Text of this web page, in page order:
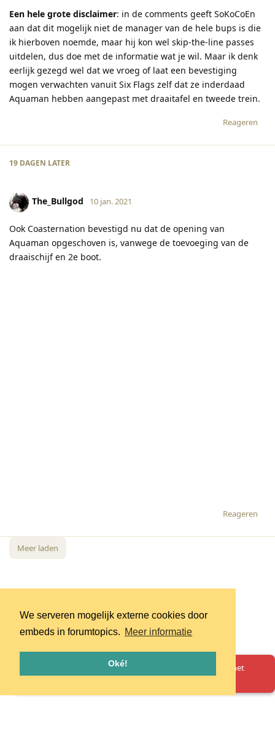
We serveren mogelijk externe cookies door
embeds in forumtopics. Meer informatie
Oké!
Een hele grote disclaimer: in de comments geeft SoKoCoEn
aan dat dit mogelijk niet de manager van de hele bups is die
ik hierboven noemde, maar hij kon wel skip-the-line passes
uitdelen, dus doe met de informatie wat je wil. Maar ik denk
eerlijk gezegd wel dat we vroeg of laat een bevestiging
mogen verwachten vanuit Six Flags zelf dat ze inderdaad
Aquaman hebben aangepast met draaitafel en tweede trein.
Reageren
19 DAGEN LATER
The_Bullgod 10 jan. 2021
Ook Coasternation bevestigd nu dat de opening van
Aquaman opgeschoven is, vanwege de toevoeging van de
draaischijf en 2e boot.
Reageren
Meer laden
Oeps! Er is iets misgegaan. Herlaad de pagina en probeer het
opnieuw.